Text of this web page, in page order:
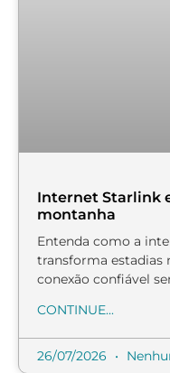
Internet Starlink
montanha
Entenda como a
transforma estadias
conexão confiável
CONTINUE...
26/07/2026